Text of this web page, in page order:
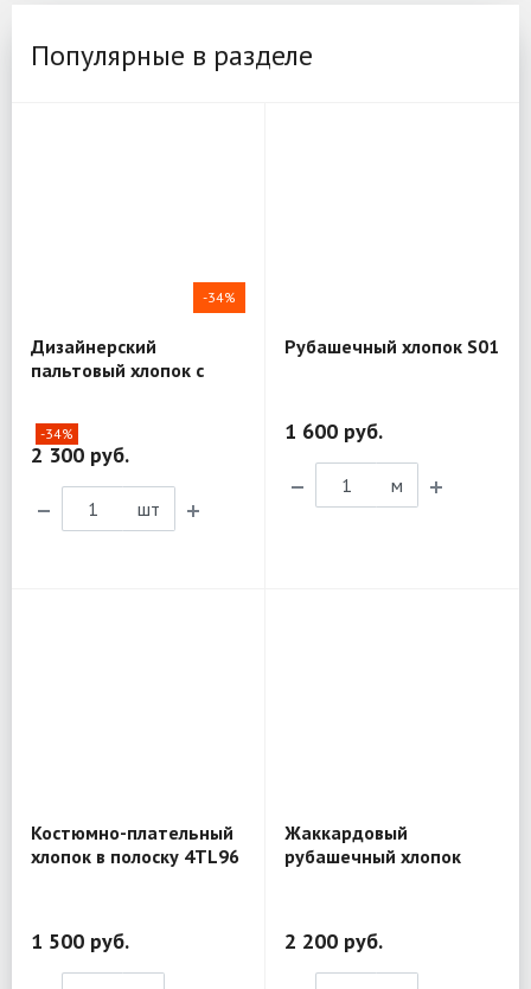
Популярные в разделе
-34%
Дизайнерский
пальтовый хлопок с
-34%
2 300 руб.
шт
Рубашечный хлопок S01
1 600 руб.
м
Костюмно-плательный
хлопок в полоску 4TL96
1 500 руб.
Жаккардовый
рубашечный хлопок
2 200 руб.